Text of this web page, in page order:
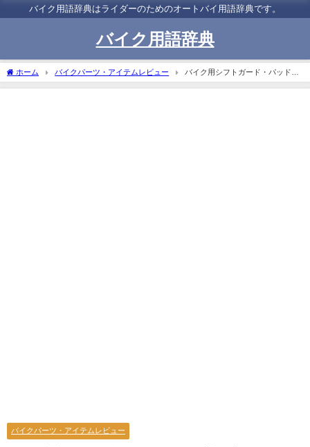
バイク用語辞典はライダーのためのオートバイ用語辞典です。
バイク用語辞典
ホーム バイクパーツ・アイテムレビュー
バイク用シフトガード・パッドの
選び方！おすすめ6選
バイクパーツ・アイテムレビュー